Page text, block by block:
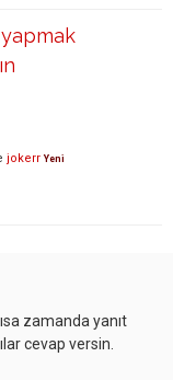
jokerr Yeni
zamanda yanıt
cevap versin.